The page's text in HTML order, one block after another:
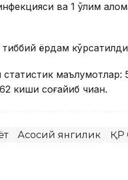
ва 1 ўлим
ёрдам
статистик
киши соғайиб чиққан.
Асосий янгилик ҚР